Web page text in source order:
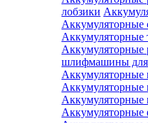
лобзики
Аккумуляторные
Аккумуляторные
шлифмашины для
Аккумуляторные
Аккумуляторные